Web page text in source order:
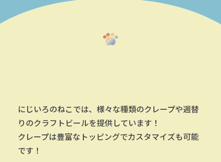
にじいろのねこでは、様々な種類のクレープや週替
りのクラフトビールを提供しています！
クレープは豊富なトッピングでカスタマイズも可能
です！